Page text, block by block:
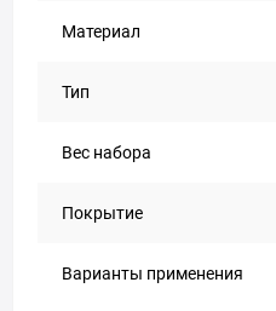
Материал
Тип
Вес набора
Покрытие
Варианты применения